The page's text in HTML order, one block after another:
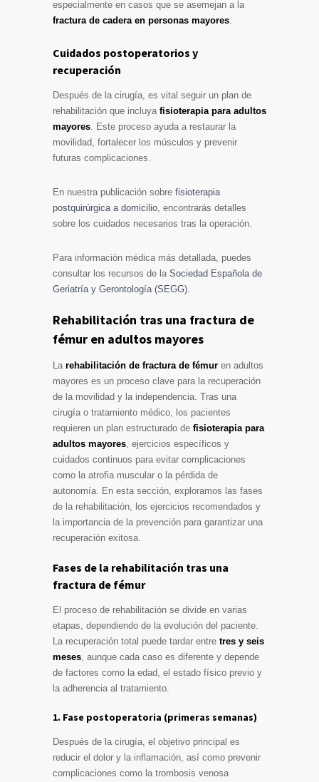
especialmente en casos que se asemejan a la
fractura de cadera en personas mayores.
Cuidados postoperatorios y
recuperación
Después de la cirugía, es vital seguir un plan de
rehabilitación que incluya fisioterapia para adultos
mayores. Este proceso ayuda a restaurar la
movilidad, fortalecer los músculos y prevenir
futuras complicaciones.
En nuestra publicación sobre fisioterapia
postquirúrgica a domicilio, encontrarás detalles
sobre los cuidados necesarios tras la operación.
Para información médica más detallada, puedes
consultar los recursos de la Sociedad Española de
Geriatría y Gerontología (SEGG).
Rehabilitación tras una fractura de
fémur en adultos mayores
La rehabilitación de fractura de fémur en adultos
mayores es un proceso clave para la recuperación
de la movilidad y la independencia. Tras una
cirugía o tratamiento médico, los pacientes
requieren un plan estructurado de fisioterapia para
adultos mayores, ejercicios específicos y
cuidados continuos para evitar complicaciones
como la atrofia muscular o la pérdida de
autonomía. En esta sección, exploramos las fases
de la rehabilitación, los ejercicios recomendados y
la importancia de la prevención para garantizar una
recuperación exitosa.
Fases de la rehabilitación tras una
fractura de fémur
El proceso de rehabilitación se divide en varias
etapas, dependiendo de la evolución del paciente.
La recuperación total puede tardar entre tres y seis
meses, aunque cada caso es diferente y depende
de factores como la edad, el estado físico previo y
la adherencia al tratamiento.
1. Fase postoperatoria (primeras semanas)
Después de la cirugía, el objetivo principal es
reducir el dolor y la inflamación, así como prevenir
complicaciones como la trombosis venosa